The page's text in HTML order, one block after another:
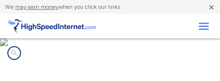
We may earn moneywhen you click our links. ×